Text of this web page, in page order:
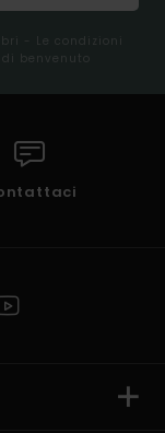
- Le condizioni
benvenuto